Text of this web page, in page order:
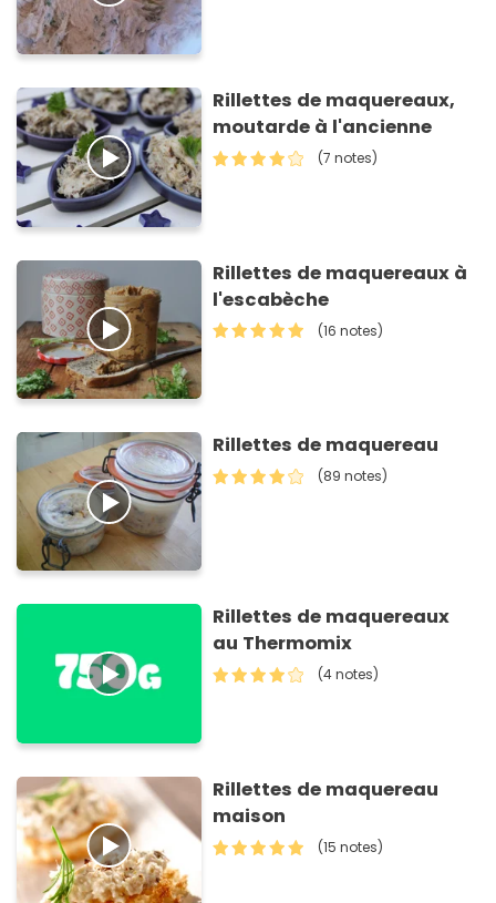
Rillettes de maquereaux,
moutarde à l'ancienne
(7 notes)
Rillettes de maquereaux à
l'escabèche
(16 notes)
Rillettes de maquereau
(89 notes)
Rillettes de maquereaux
au Thermomix
(4 notes)
Rillettes de maquereau
maison
(15 notes)